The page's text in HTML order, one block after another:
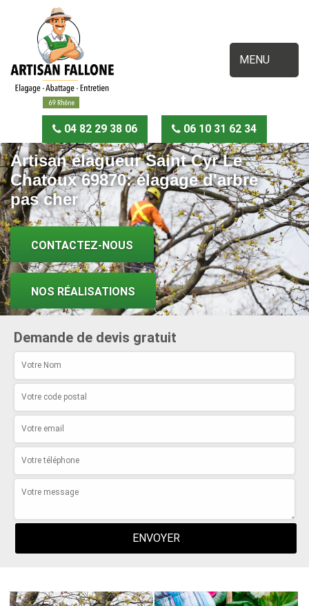
MENU
04 82 29 38 06 06 10 31 62 34
Artisan élagueur Saint Cyr Le
Chatoux 69870: élagage d'arbre
pas cher
CONTACTEZ-NOUS
NOS RÉALISATIONS
Demande de devis gratuit